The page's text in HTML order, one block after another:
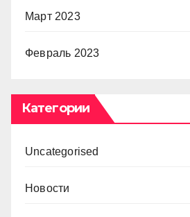
Март 2023
Февраль 2023
Категории
Uncategorised
Новости